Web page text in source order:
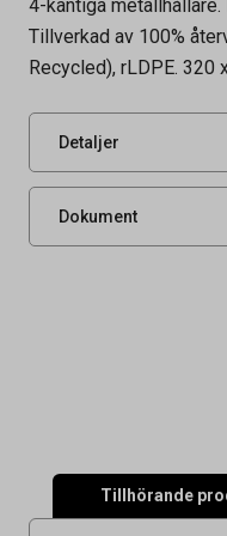
4-kantiga
Tillverkad av 100%
Recycled), rLDPE. 320
Detaljer
artikelnummer
Diameter i mm
Dokument
Produktdatablad
Tillhörande